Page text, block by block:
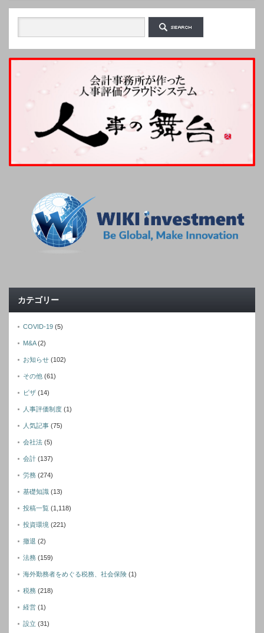
カテゴリー
COVID-19 (5)
M&A(2)
お知らせ (102)
その他 (61)
ビザ (14)
人事評価制度 (1)
人気記事 (75)
会社法 (5)
会計 (137)
労務 (274)
基礎知識 (13)
投稿一覧 (1,118)
投資環境 (221)
撤退 (2)
法務 (159)
海外勤務者をめぐる税務、社会保険 (1)
税務 (218)
経営 (1)
設立 (31)